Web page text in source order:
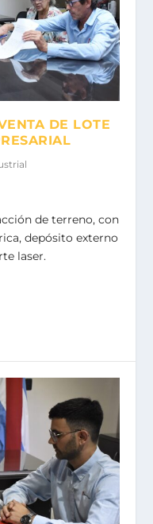
DE LOTE
de terreno, con
depósito externo
laser.